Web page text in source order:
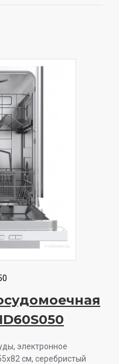
электронное
см, серебристый